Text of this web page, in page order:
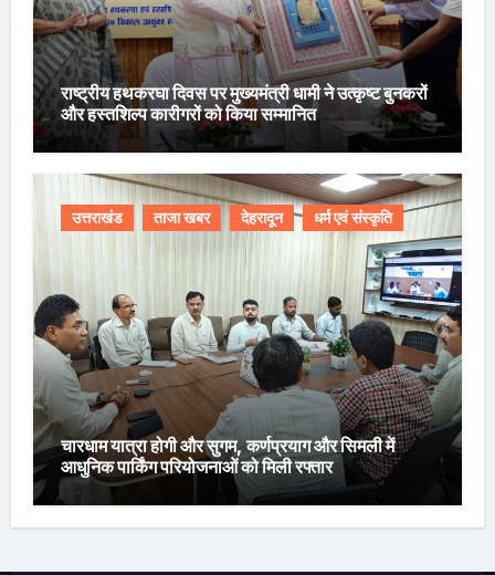
राष्ट्रीय हथकरघा दिवस पर मुख्यमंत्री धामी ने उत्कृष्ट बुनकरों
और हस्तशिल्प कारीगरों को किया सम्मानित
उत्तराखंड ताजा खबर देहरादून धर्म एवं संस्कृति
चारधाम यात्रा होगी और सुगम, कर्णप्रयाग और सिमली में
आधुनिक पार्किंग परियोजनाओं को मिली रफ्तार